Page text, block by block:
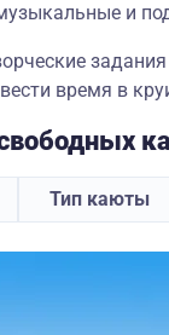
и
время в
Тип каюты